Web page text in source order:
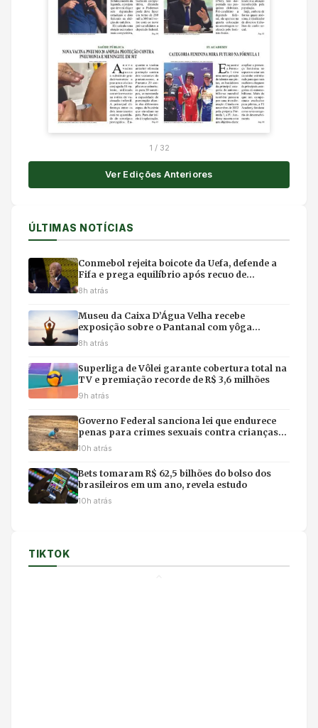
1 / 32
Ver Edições Anteriores
ÚLTIMAS NOTÍCIAS
Conmebol rejeita boicote da Uefa, defende a
Fifa e prega equilíbrio após recuo de
Infantino
8h atrás
Museu da Caixa D’Água Velha recebe
exposição sobre o Pantanal com yôga
imersivo e feirinha em Cuiabá
8h atrás
Superliga de Vôlei garante cobertura total na
TV e premiação recorde de R$ 3,6 milhões
9h atrás
Governo Federal sanciona lei que endurece
penas para crimes sexuais contra crianças
na internet e uso de IA
10h atrás
Bets tomaram R$ 62,5 bilhões do bolso dos
brasileiros em um ano, revela estudo
10h atrás
TIKTOK